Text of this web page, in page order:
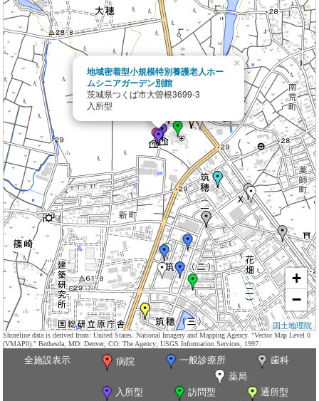
地域密着型小規模特別養護老人ホー
ムシニアガーデン別館
茨城県つくば市大曽根3699-3
入所型
×
+
−
国土地理院
Shoreline data is derived from: United States. National Imagery and Mapping Agency. "Vector Map Level 0
(VMAP0)." Bethesda, MD: Denver, CO: The Agency; USGS Information Services, 1997.
全施設表示 病院 一般診療所
歯科
薬局
入所型
訪問型
通所型